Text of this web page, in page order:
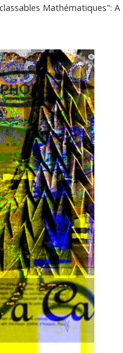
Mathématiques": A